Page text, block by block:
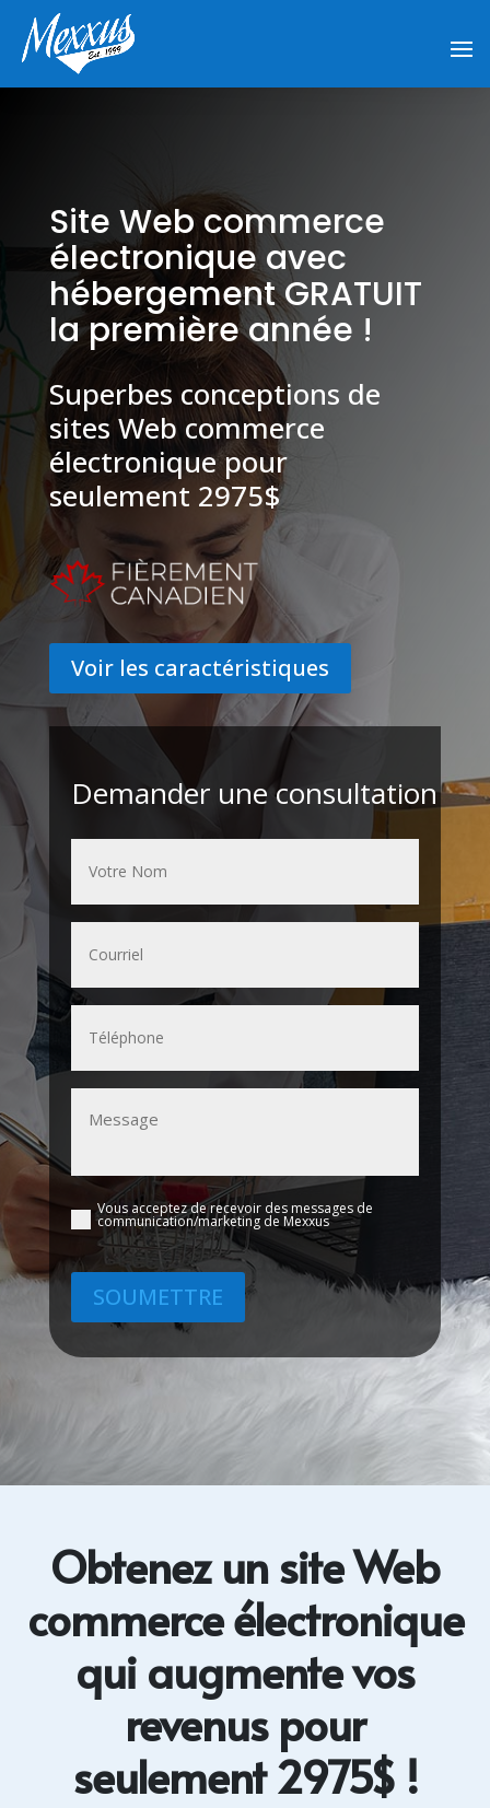
Site Web commerce
électronique avec
hébergement GRATUIT
la première année !
Superbes conceptions de
sites Web commerce
électronique pour
seulement 2975$
Voir les caractéristiques
Demander une consultation
Consent
Vous acceptez de recevoir des messages de
communication/marketing de Mexxus
SOUMETTRE
Obtenez un site Web
commerce électronique
qui augmente vos
revenus pour
seulement 2975$ !